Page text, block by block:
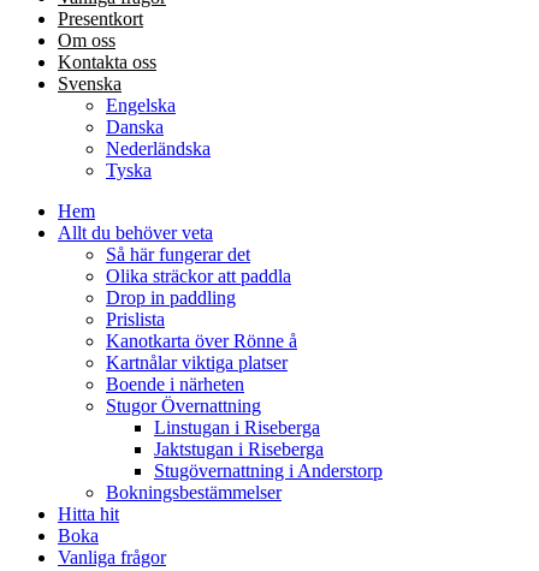
Presentkort
Om oss
Kontakta oss
Svenska
Engelska
Danska
Nederländska
Tyska
Hem
Allt du behöver veta
Så här fungerar det
Olika sträckor att paddla
Drop in paddling
Prislista
Kanotkarta över Rönne å
Kartnålar viktiga platser
Boende i närheten
Stugor Övernattning
Linstugan i Riseberga
Jaktstugan i Riseberga
Stugövernattning i Anderstorp
Bokningsbestämmelser
Hitta hit
Boka
Vanliga frågor